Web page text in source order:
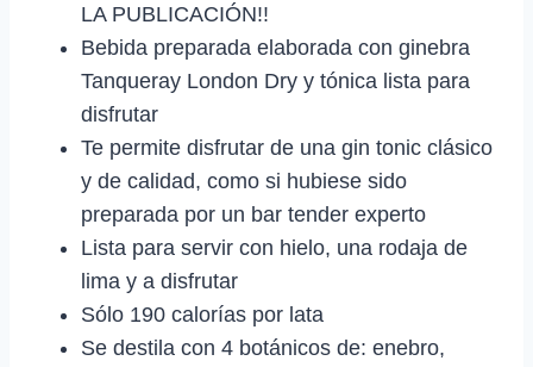
LA PUBLICACIÓN!!
Bebida preparada elaborada con ginebra
Tanqueray London Dry y tónica lista para
disfrutar
Te permite disfrutar de una gin tonic clásico
y de calidad, como si hubiese sido
preparada por un bar tender experto
Lista para servir con hielo, una rodaja de
lima y a disfrutar
Sólo 190 calorías por lata
Se destila con 4 botánicos de: enebro,